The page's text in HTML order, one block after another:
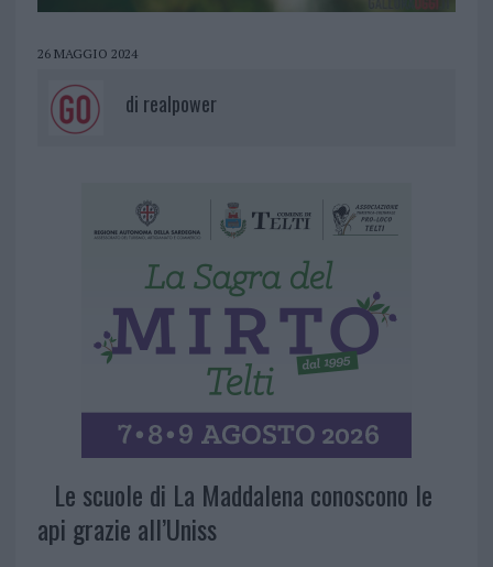
26 MAGGIO 2024
di realpower
Le scuole di La Maddalena conoscono le
api grazie all’Uniss